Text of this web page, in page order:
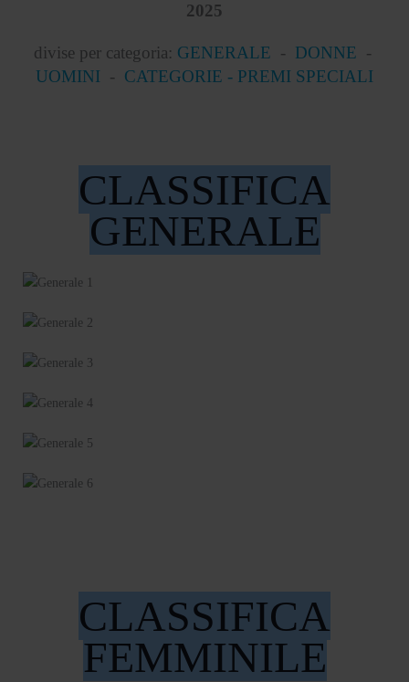
2025
divise per categoria: GENERALE - DONNE -
UOMINI - CATEGORIE - PREMI SPECIALI
CLASSIFICA
GENERALE
CLASSIFICA
FEMMINILE